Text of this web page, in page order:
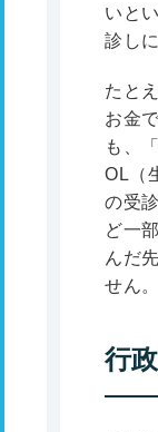
いと
診し
たと
お金
も、
OL（
の受
ど一
んだ
せん。
行